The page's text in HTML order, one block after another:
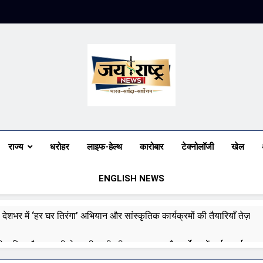
Jai Rashtra
राज्य धरोहर लाइफ-हेल्थ कारोबार टेक्नोलॉजी खेल
ENGLISH NEWS
में ‘हर घर तिरंगा’ अभियान और सांस्कृतिक कार्यक्रमों की तैयारियाँ तेज़
और बाढ़ की चेतावनी जारी की, उत्तर भारत और पूर्वोत्तर में हाई अलर्ट